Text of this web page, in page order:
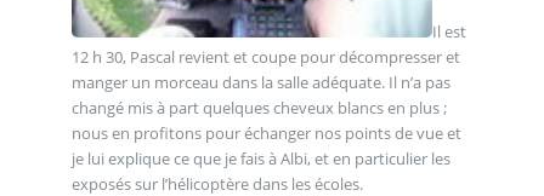
Il est
12 h 30, Pascal revient et coupe pour décompresser et
manger un morceau dans la salle adéquate. Il n’a pas
changé mis à part quelques cheveux blancs en plus ;
nous en profitons pour échanger nos points de vue et
je lui explique ce que je fais à Albi, et en particulier les
exposés sur l’hélicoptère dans les écoles.